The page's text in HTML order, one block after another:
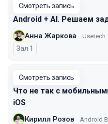
Смотреть запись
Android + AI. Решаем
Анна Жаркова Usetech
Зал 1
Смотреть запись
Что не так с
iOS
Кирилл Розов Android